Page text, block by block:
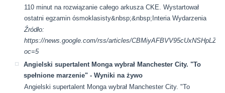
110 minut na rozwiązanie całego arkusza CKE. Wystartował
ostatni egzamin ósmoklasisty&nbsp;&nbsp;Interia Wydarzenia
Źródło:
https://news.google.com/rss/articles/
oc=5
Angielski supertalent Monga wybrał Manchester City. "To
spełnione marzenie" - Wyniki na żywo
Angielski supertalent Monga wybrał Manchester City. "To